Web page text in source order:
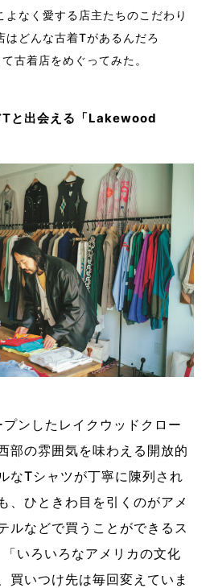
よなく愛する店主たちのこだわり
はどんな古着Tがあるんだろ
古着店をめぐってみた。
Tと出会える「Lakewood
ンしたレイクウッドクロー
部の雰囲気を味わえる開放的
なTシャツが丁寧に陳列され
、ひときわ目を引くのがアメ
ルなどで買うことができるス
いろいろなアメリカの文化
買いつけ先は毎回変えていま